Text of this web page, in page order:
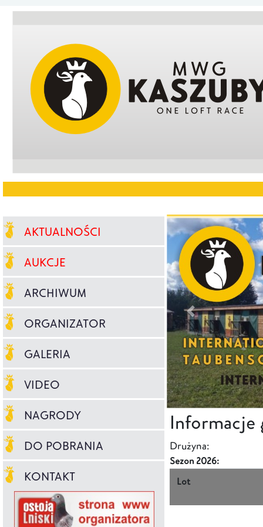
AKTUALNOŚCI
AUKCJE
ARCHIWUM
ORGANIZATOR
GALERIA
VIDEO
NAGRODY
DO POBRANIA
KONTAKT
Informacje
Drużyna:
Sezon 2026:
Lot